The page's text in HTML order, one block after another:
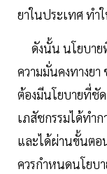
ยาในประเทศ ทํา
ดังนั้น นโยบายที่
ความมั่นคงทางยา
ต้องมีนโยบายที่ชัด
เภสัชกรรมได้ทํา
และได้ผ่านขั้นตอ
ควรกําหนดนโยบา